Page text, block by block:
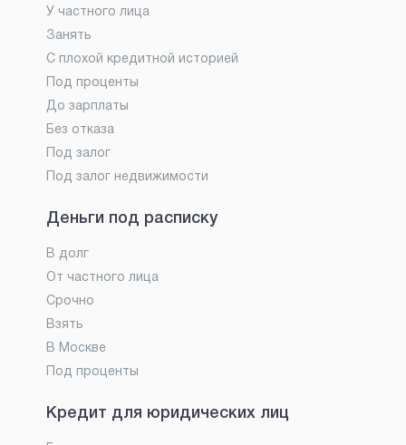
У частного лица
Занять
С плохой кредитной историей
Под проценты
До зарплаты
Без отказа
Под залог
Под залог недвижимости
Деньги под расписку
В долг
От частного лица
Срочно
Взять
В Москве
Под проценты
Кредит для юридических лиц